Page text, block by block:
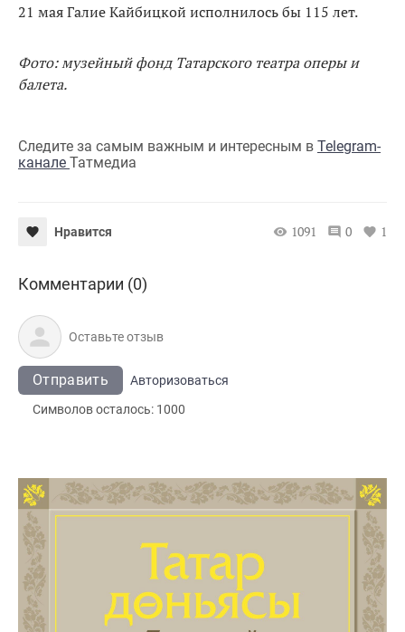
21 мая Галие Кайбицкой исполнилось бы 115 лет.
Фото: музейный фонд Татарского театра оперы и
балета.
Следите за самым важным и интересным в Telegram-
канале Татмедиа
Нравится 1091 0 1
Комментарии (0)
Отправить
Авторизоваться
Символов осталось: 1000